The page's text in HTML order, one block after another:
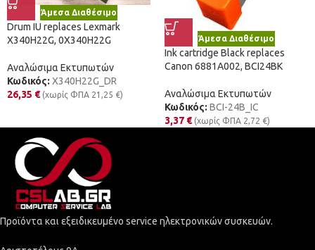
Άμεσα Διαθέσιμο
Drum IU replaces Lexmark
X340H22G, 0X340H22G
Αναλώσιμα Εκτυπωτών
Κωδικός: X340H22G_DR
26,35 € (χωρίς ΦΠΑ 21,25 €)
Άμεσα Διαθέσιμο
Ink cartridge Black replaces
Canon 6881A002, BCI24BK
Αναλώσιμα Εκτυπωτών
Κωδικός: BCI-24B_IC
3,37 € (χωρίς ΦΠΑ 2,72 €)
Προϊόντα και εξειδικευμένο service ηλεκτρονικών συσκευών.